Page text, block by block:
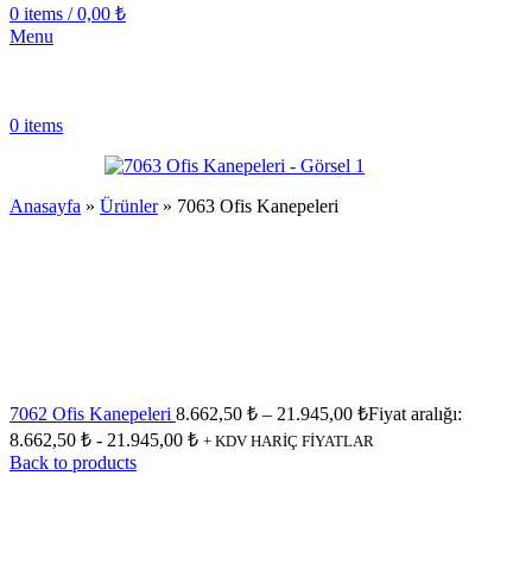
0 items / 0,00 ₺
Menu
0 items
Anasayfa » Ürünler» 7063 Ofis Kanepeleri
7062 Ofis Kanepeleri 8.662,50 ₺ – 21.945,00 ₺Fiyat aralığı:
8.662,50 ₺ - 21.945,00 ₺ + KDV HARİÇ FİYATLAR
Back to products